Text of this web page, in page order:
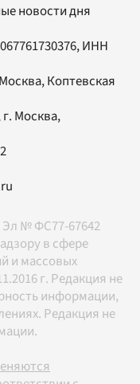
новости дня
ИНН
Коптевская
г. Москва,
Эл № ФС77-67642
в сфере
и массовых
г. Редакция не
информации,
Редакция не